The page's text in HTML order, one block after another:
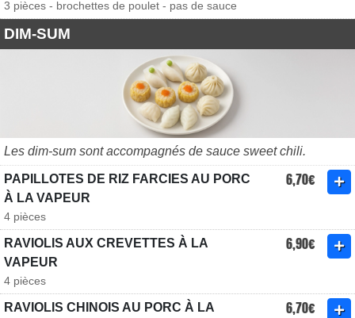
3 pièces - brochettes de poulet - pas de sauce
DIM-SUM
Les dim-sum sont accompagnés de sauce sweet chili.
PAPILLOTES DE RIZ FARCIES AU PORC
À LA VAPEUR
6,70€
4 pièces
RAVIOLIS AUX CREVETTES À LA
VAPEUR
6,90€
4 pièces
RAVIOLIS CHINOIS AU PORC À LA
6,70€